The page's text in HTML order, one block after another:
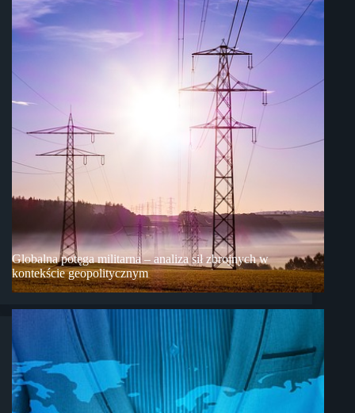
Globalna potęga militarna – analiza sił zbrojnych w
kontekście geopolitycznym